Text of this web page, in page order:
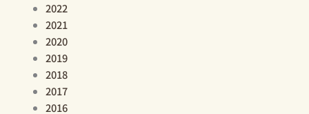
2022
2021
2020
2019
2018
2017
2016